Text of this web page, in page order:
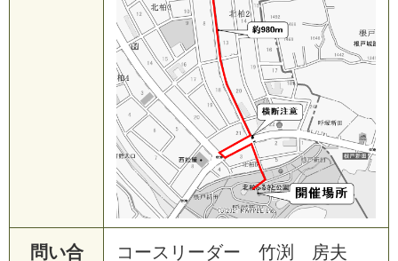
問い合
コースリーダー 竹渕 房夫